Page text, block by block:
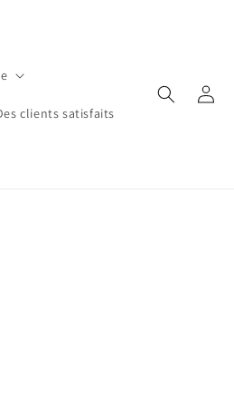
clients satisfaits
Log
in